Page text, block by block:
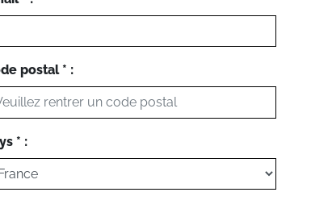
postal * :
* :